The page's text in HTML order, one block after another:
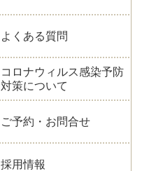
よくある質問
コロナウィルス感染予防
対策について
ご予約・お問合せ
採用情報